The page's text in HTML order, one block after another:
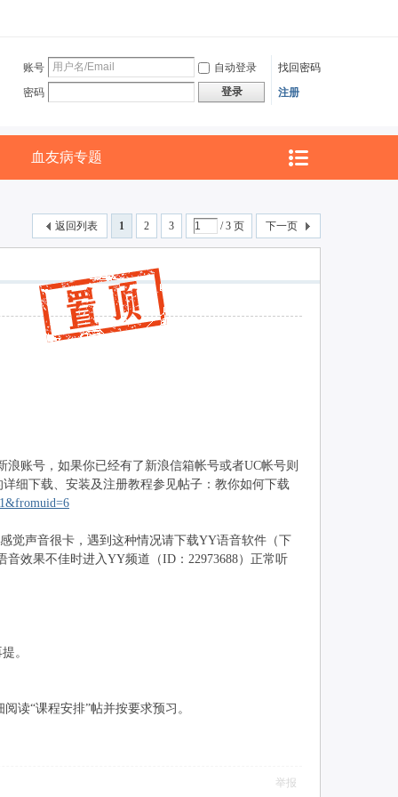
账号 自动登录
找回密码
密码
登录 注册
血友病专题
1 2 3 / 3 页 下一页
返回列表
账号，如果你已经有了新浪信箱帐号或者UC帐号则
细下载、安装及注册教程参见帖子：教你如何下载
声音很卡，遇到这种情况请下载YY语音软件（下
音效果不佳时进入YY频道（ID：22973688）正常听
。
读“课程安排”帖并按要求预习。
举报